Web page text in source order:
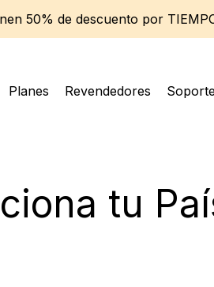
50% de descuento por
Planes Revendedores
tu